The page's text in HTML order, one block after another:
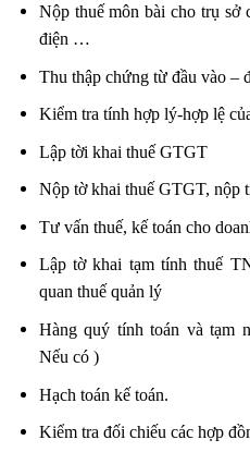
Nộp thuế môn bài cho trụ sở
điện …
Thu thập chứng từ đầu vào –
Kiểm tra tính hợp lý-hợp lệ
Lập tời khai thuế GTGT
Nộp tờ khai thuế GTGT, nộp
Tư vấn thuế, kế toán cho
Lập tờ khai tạm tính thuế
quan thuế quản lý
Hàng quý tính toán và tạm
Nếu có )
Hạch toán kế toán.
Kiểm tra đối chiếu các hợp